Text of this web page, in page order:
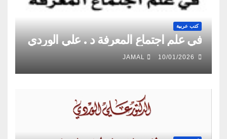
كتب عربية
في علم اجتماع المعرفة د . علي الوردي
10/01/2026
JAMAL